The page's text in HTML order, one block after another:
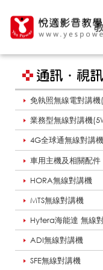
免執照無線電對講機
業務型無線對講機
4G全球通無線對講機
車用主機及相關配件
HORA無線對講機
MTS無線對講機
Hytera海能達 無線
ADI無線對講機
SFE無線對講機